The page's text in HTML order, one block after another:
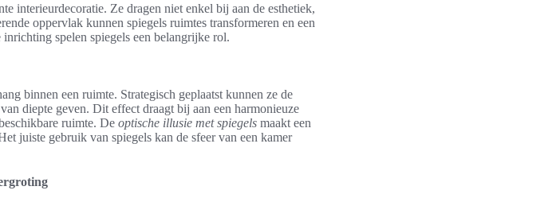
interieurdecoratie. Ze dragen niet enkel bij aan de esthetiek,
oppervlak kunnen spiegels ruimtes transformeren en een
spelen spiegels een belangrijke rol.
binnen een ruimte. Strategisch geplaatst kunnen ze de
diepte geven. Dit effect draagt bij aan een harmonieuze
ruimte. De optische illusie met spiegels maakt een
juiste gebruik van spiegels kan de sfeer van een kamer